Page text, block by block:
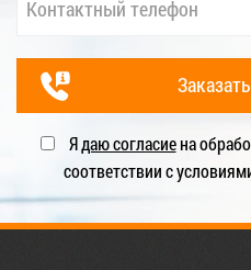
Ядаю согласиена
соответствии с